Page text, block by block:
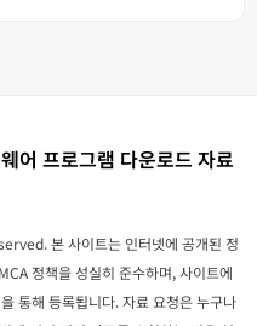
어 프로그램 다운로드 자료
본 사이트는 인터넷에 공개된 정
정책을 성실히 준수하며, 사이트에
통해 등록됩니다. 자료 요청은 누구나